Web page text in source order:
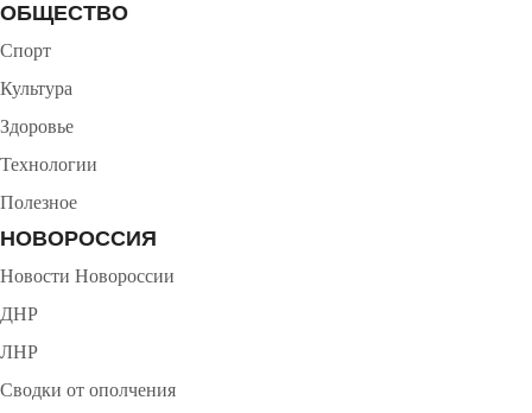
ОБЩЕСТВО
Спорт
Культура
Здоровье
Технологии
Полезное
НОВОРОССИЯ
Новости Новороссии
ДНР
ЛНР
Сводки от ополчения